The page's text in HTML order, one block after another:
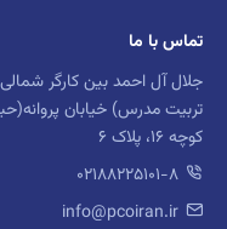
تماس با ما
جلال آل احمد بین کارگر
تربیت مدرس) خیابان
کوچه 16، پلاک 6
02188225101-8
info@pcoiran.ir